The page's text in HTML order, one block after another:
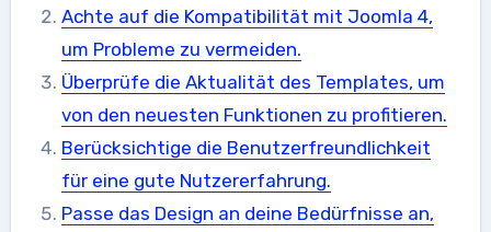
Achte auf die Kompatibilität mit Joomla 4,
um Probleme zu vermeiden.
Überprüfe die Aktualität des Templates, um
von den neuesten Funktionen zu profitieren.
Berücksichtige die Benutzerfreundlichkeit
für eine gute Nutzererfahrung.
Passe das Design an deine Bedürfnisse an,